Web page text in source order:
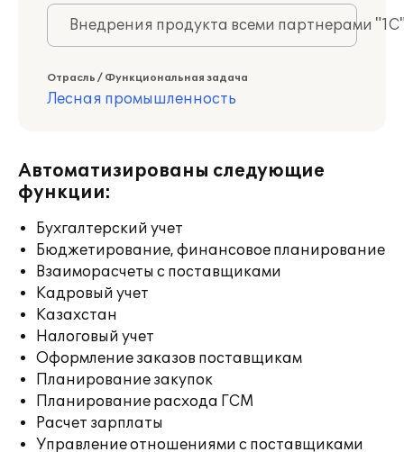
Внедрения продукта всеми партнерами
Отрасль / Функциональная задача
Лесная промышленность
Автоматизированы следующие
функции:
Бухгалтерский учет
Бюджетирование, финансовое планирование
Взаиморасчеты с поставщиками
Кадровый учет
Казахстан
Налоговый учет
Оформление заказов поставщикам
Планирование закупок
Планирование расхода ГСМ
Расчет зарплаты
Управление отношениями с поставщиками